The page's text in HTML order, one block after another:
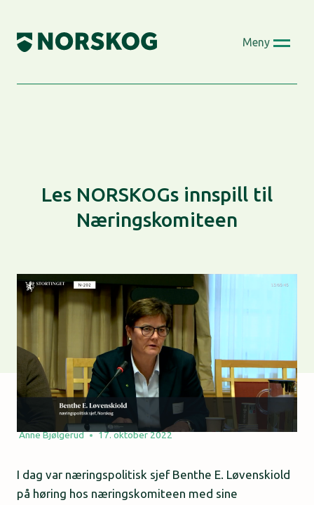
content
Meny
Les NORSKOGs innspill til
Næringskomiteen
Anne Bjølgerud 17. oktober 2022
I dag var næringspolitisk sjef Benthe E. Løvenskiold
på høring hos næringskomiteen med sine